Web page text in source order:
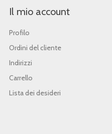
Il mio account
Profilo
Ordini del cliente
Indirizzi
Carrello
Lista dei desideri